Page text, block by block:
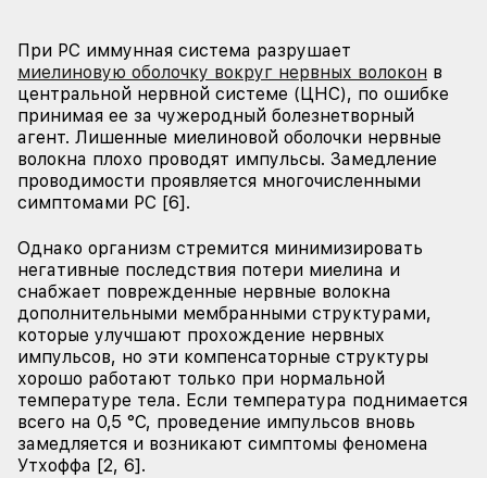
При РС иммунная система разрушает
миелиновую оболочку вокруг нервных волокон в
центральной нервной системе (ЦНС), по ошибке
принимая ее за чужеродный болезнетворный
агент. Лишенные миелиновой оболочки нервные
волокна плохо проводят импульсы. Замедление
проводимости проявляется многочисленными
симптомами РС [6].
Однако организм стремится минимизировать
негативные последствия потери миелина и
снабжает поврежденные нервные волокна
дополнительными мембранными структурами,
которые улучшают прохождение нервных
импульсов, но эти компенсаторные структуры
хорошо работают только при нормальной
температуре тела. Если температура поднимается
всего на 0,5 °С, проведение импульсов вновь
замедляется и возникают симптомы феномена
Утхоффа [2, 6].